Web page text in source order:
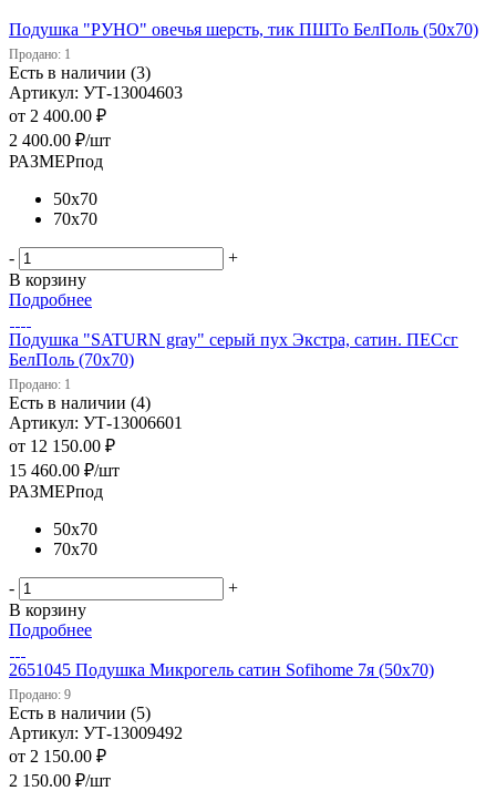
Подушка "РУНО" овечья шерсть, тик ПШТо БелПоль (50х70)
Продано: 1
Есть в наличии (3)
Артикул: УТ-13004603
от 2 400.00 ₽
2 400.00 ₽/шт
РАЗМЕРпод
50х70
70х70
-
+
В корзину
Подробнее
Подушка "SATURN gray" серый пух Экстра, сатин. ПЕСсг
БелПоль (70х70)
Продано: 1
Есть в наличии (4)
Артикул: УТ-13006601
от 12 150.00 ₽
15 460.00 ₽/шт
РАЗМЕРпод
50х70
70х70
-
+
В корзину
Подробнее
2651045 Подушка Микрогель сатин Sofihome 7я (50х70)
Продано: 9
Есть в наличии (5)
Артикул: УТ-13009492
от 2 150.00 ₽
2 150.00 ₽/шт